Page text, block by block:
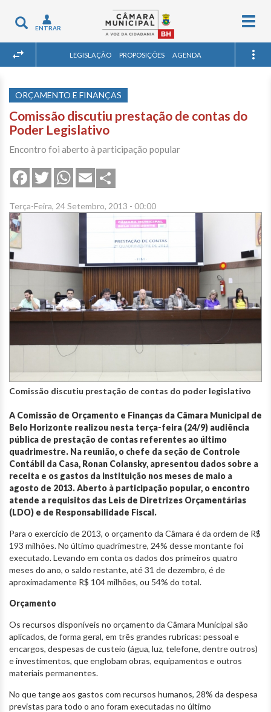
Toggle
navigation
ENTRAR
LEGISLAÇÃO PROPOSIÇÕES AGENDA
ORÇAMENTO E FINANÇAS
Comissão discutiu prestação de contas do
Poder Legislativo
Encontro foi aberto à participação popular
FacebookTwitterWhatsApp
Email
Terça-Feira, 24 Setembro, 2013 - 00:00
Comissão discutiu prestação de contas do poder legislativo
A Comissão de Orçamento e Finanças da Câmara Municipal de
Belo Horizonte realizou nesta terça-feira (24/9) audiência
pública de prestação de contas referentes ao último
quadrimestre. Na reunião, o chefe da seção de Controle
Contábil da Casa, Ronan Colansky, apresentou dados sobre a
receita e os gastos da instituição nos meses de maio a
agosto de 2013. Aberto à participação popular, o encontro
atende a requisitos das Leis de Diretrizes Orçamentárias
(LDO) e de Responsabilidade Fiscal.
Para o exercício de 2013, o orçamento da Câmara é da ordem de R$
193 milhões. No último quadrimestre, 24% desse montante foi
executado. Levando em conta os dados dos primeiros quatro
meses do ano, o saldo restante, até 31 de dezembro, é de
aproximadamente R$ 104 milhões, ou 54% do total.
Orçamento
Os recursos disponíveis no orçamento da Câmara Municipal são
aplicados, de forma geral, em três grandes rubricas: pessoal e
encargos, despesas de custeio (água, luz, telefone, dentre outros)
e investimentos, que englobam obras, equipamentos e outros
materiais permanentes.
No que tange aos gastos com recursos humanos, 28% da despesa
previstas para todo o ano foram executadas no último